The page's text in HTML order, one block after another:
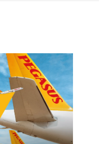
• 07 AĞU 2026
ÜÇ GÜN
ÜSTE GÜNLÜK
SAYISI 71 BINI AŞTI
• 05 AĞU 2026